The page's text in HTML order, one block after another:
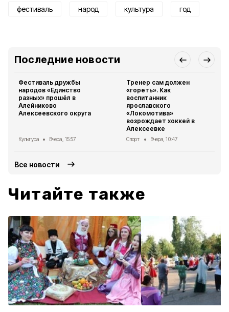
фестиваль народ культура год
Последние новости
Фестиваль дружбы
народов «Единство
разных» прошёл в
Алейниково
Алексеевского округа
Культура Вчера, 15:57
Тренер сам должен
«гореть». Как
воспитанник
ярославского
«Локомотива»
возрождает хоккей в
Алексеевке
Спорт Вчера, 10:47
Все новости
Читайте также